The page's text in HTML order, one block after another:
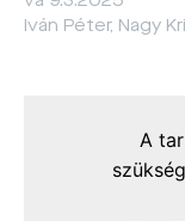
Iván Péter, Nagy